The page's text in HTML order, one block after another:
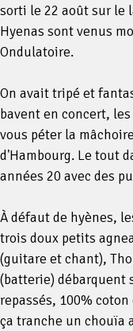
sorti le 22 août sur le
Hyenas sont venus
Ondulatoire.
On avait tripé et
bavent en concert,
vous péter la
d'Hambourg. Le tout
années 20 avec des
À défaut de hyènes,
trois doux petits
(guitare et chant),
(batterie) débarquent
repassés, 100%
ça tranche un chouïa